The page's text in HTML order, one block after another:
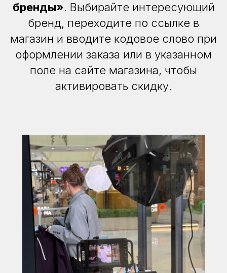
бренды». Выбирайте интересующий
бренд, переходите по ссылке в
магазин и вводите кодовое слово при
оформлении заказа или в указанном
поле на сайте магазина, чтобы
активировать скидку.